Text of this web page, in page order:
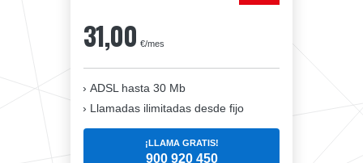
31,00 €/mes
ADSL hasta 30 Mb
Llamadas ilimitadas desde fijo
¡LLAMA GRATIS!
900 920 450